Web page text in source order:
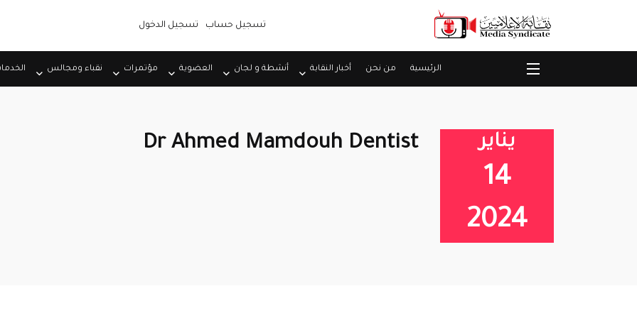
تسجيل حساب تسجيل الدخول
الرئيسية من نحن أخبار النقابة أنشطة و لجان العضوية مؤتمرات نقباء ومجالس
يناير
14
2024
Dr Ahmed Mamdouh Dentist